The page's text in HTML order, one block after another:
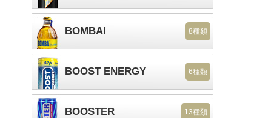
BOMBA! 8種類
BOOST ENERGY 6種類
BOOSTER 13種類